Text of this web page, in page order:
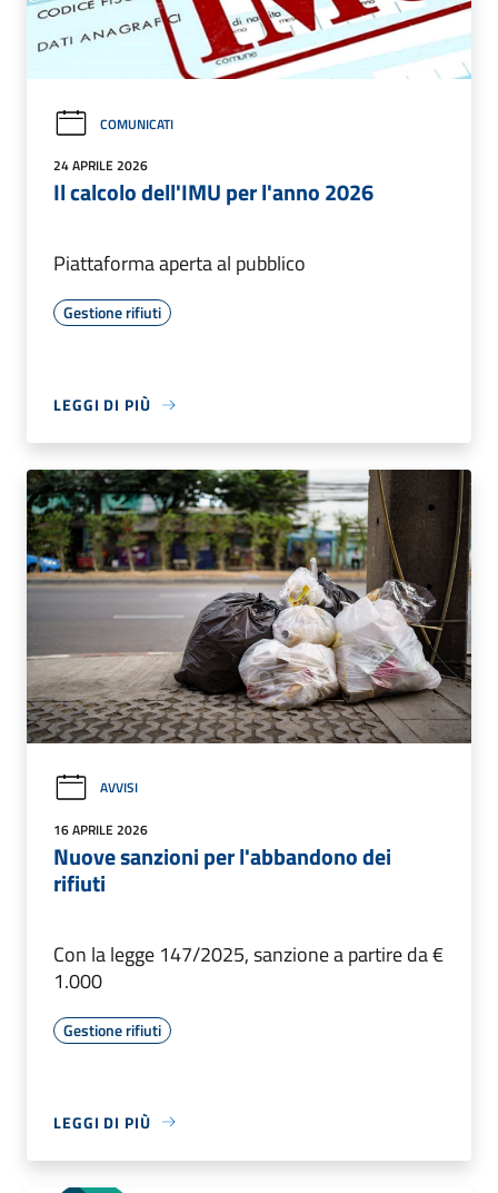
COMUNICATI
24 APRILE 2026
Il calcolo dell'IMU per l'anno 2026
Piattaforma aperta al pubblico
Gestione rifiuti
LEGGI DI PIÙ
AVVISI
16 APRILE 2026
Nuove sanzioni per l'abbandono dei
rifiuti
Con la legge 147/2025, sanzione a partire da €
1.000
Gestione rifiuti
LEGGI DI PIÙ